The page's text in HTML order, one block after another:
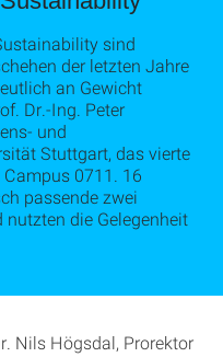
sind
der letzten Jahre
an Gewicht
Dr.-Ing. Peter
und
Stuttgart, das vierte
0711. 16
passende zwei
die Gelegenheit
Nils Högsdal, Prorektor